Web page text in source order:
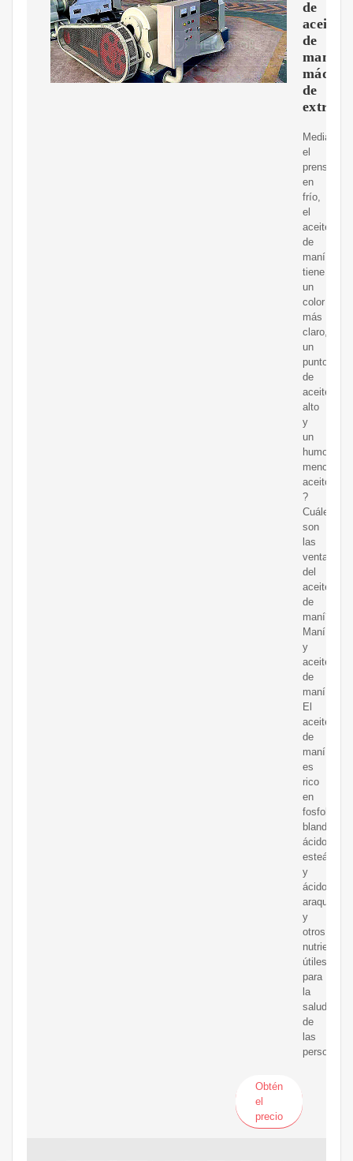
de
aceite
de
maní,
de
Mediante
el
prensado
en
frío,
el
aceite
de
maní
tiene
un
color
más
claro,
un
punto
de
aceite
alto
y
un
humo
menos
aceitoso.
?
Cuáles
son
las
ventajas
del
aceite
de
maní?
Maní
y
aceite
de
maní.
El
aceite
de
maní
es
rico
en
blandos,
ácido
esteárico
y
ácido
araquídico
y
otros
nutrientes
útiles
para
la
salud
de
las
personas;
Obtén
el
precio